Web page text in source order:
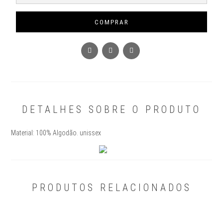
COMPRAR
DETALHES SOBRE O PRODUTO
Material: 100% Algodão. unissex
PRODUTOS RELACIONADOS